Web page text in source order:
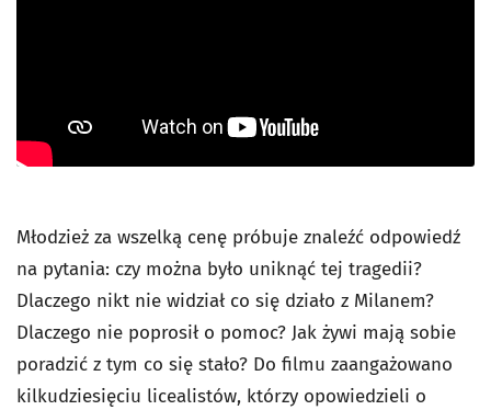
Młodzież za wszelką cenę próbuje znaleźć odpowiedź
na pytania: czy można było uniknąć tej tragedii?
Dlaczego nikt nie widział co się działo z Milanem?
Dlaczego nie poprosił o pomoc? Jak żywi mają sobie
poradzić z tym co się stało? Do filmu zaangażowano
kilkudziesięciu licealistów, którzy opowiedzieli o